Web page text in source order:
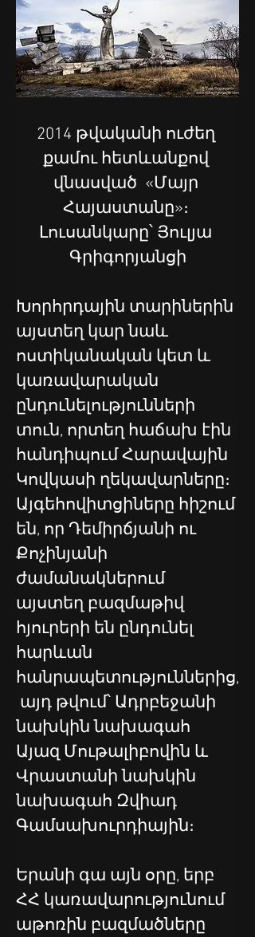
2014 թվականի ուժեղ
քամու հետևանքով
վնասված  «Մայր
Հայաստանը»։
Լուսանկարը՝ Յուլյա
Գրիգորյանցի
Խորհրդային տարիներին
այստեղ կար նաև
ոստիկանական կետ և
կառավարական
ընդունելությունների
տուն, որտեղ հաճախ էին
հանդիպում Հարավային
Կովկասի ղեկավարները։
Այգեհովիտցիները հիշում
են, որ Դեմիրճյանի ու
Քոչինյանի
ժամանակներում
այստեղ բազմաթիվ
հյուրերի են ընդունել
հարևան
հանրապետություններից,
այդ թվում՝ Ադրբեջանի
նախկին նախագահ
Այազ Մութալիբովին և
Վրաստանի նախկին
նախագահ Զվիադ
Գամսախուրդիային։
Երանի գա այն օրը, երբ
ՀՀ կառավարությունում
աթոռին բազմածները